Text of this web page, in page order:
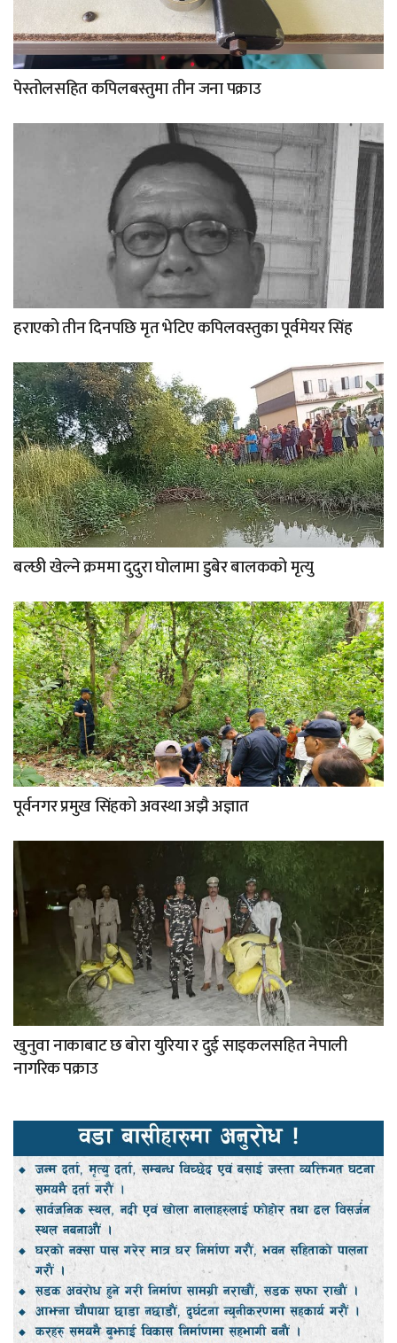
पेस्तोलसहित कपिलबस्तुमा तीन जना पक्राउ
हराएको तीन दिनपछि मृत भेटिए कपिलवस्तुका पूर्वमेयर सिंह
बल्छी खेल्ने क्रममा दुदुरा घोलामा डुबेर बालकको मृत्यु
पूर्वनगर प्रमुख सिंहको अवस्था अझै अज्ञात
खुनुवा नाकाबाट छ बोरा युरिया र दुई साइकलसहित नेपाली
नागरिक पक्राउ